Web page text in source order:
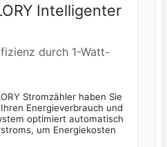
Intelligenter
durch 1-Watt-
Stromzähler haben Sie
Energieverbrauch und
optimiert automatisch
um Energiekosten